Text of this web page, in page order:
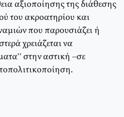
αξιοποίησης της διάθεσης
του ακροατηρίου και
που παρουσιάζει ή
χρειάζεται να
στην αστική –σε